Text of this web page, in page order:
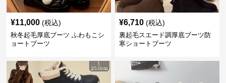
¥11,000 (税込)
秋冬起毛厚底ブーツ ふわもこシ
ョートブーツ
¥6,710 (税込)
裏起毛スエード調厚底ブーツ防
寒ショートブーツ